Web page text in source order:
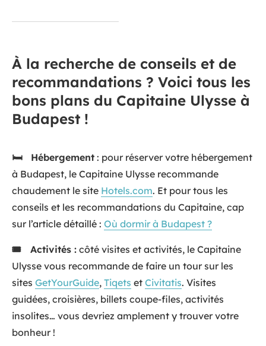
À la recherche de conseils et de
recommandations ? Voici tous les
bons plans du Capitaine Ulysse à
Budapest !
🛏️ Hébergement : pour réserver votre hébergement
à Budapest, le Capitaine Ulysse recommande
chaudement le site Hotels.com. Et pour tous les
conseils et les recommandations du Capitaine, cap
sur l’article détaillé : Où dormir à Budapest ?
🎟️ Activités : côté visites et activités, le Capitaine
Ulysse vous recommande de faire un tour sur les
sites GetYourGuide, Tiqets et Civitatis. Visites
guidées, croisières, billets coupe-files, activités
insolites… vous devriez amplement y trouver votre
bonheur !